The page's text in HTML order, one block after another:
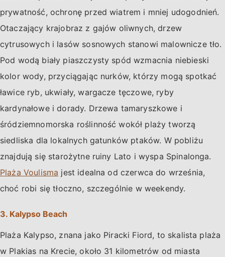
prywatność, ochronę przed wiatrem i mniej udogodnień.
Otaczający krajobraz z gajów oliwnych, drzew
cytrusowych i lasów sosnowych stanowi malownicze tło.
Pod wodą biały piaszczysty spód wzmacnia niebieski
kolor wody, przyciągając nurków, którzy mogą spotkać
ławice ryb, ukwiały, wargacze tęczowe, ryby
kardynałowe i dorady. Drzewa tamaryszkowe i
śródziemnomorska roślinność wokół plaży tworzą
siedliska dla lokalnych gatunków ptaków. W pobliżu
znajdują się starożytne ruiny Lato i wyspa Spinalonga.
Plaża Voulisma jest idealna od czerwca do września,
choć robi się tłoczno, szczególnie w weekendy.
3. Kalypso Beach
Plaża Kalypso, znana jako Piracki Fiord, to skalista plaża
w Plakias na Krecie, około 31 kilometrów od miasta